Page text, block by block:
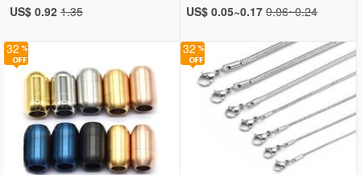
US$ 0.92 1.35 US$ 0.05~0.17 0.06~0.24
32 32